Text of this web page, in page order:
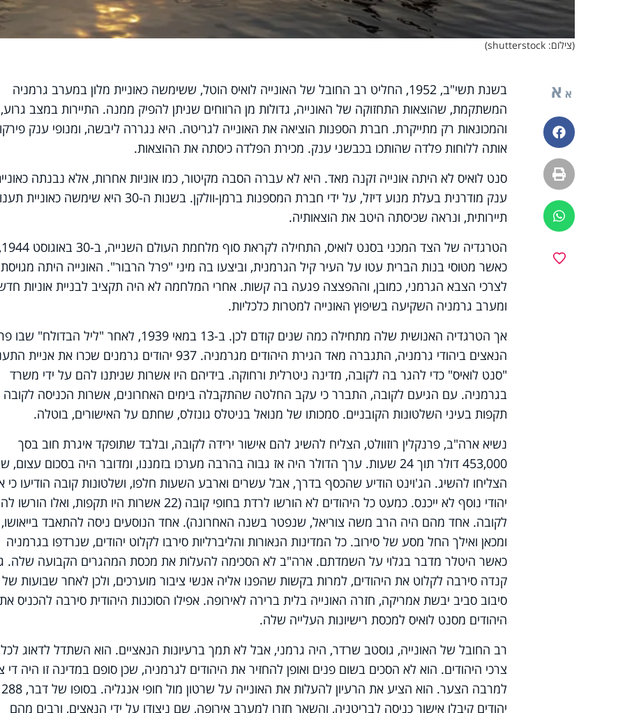
(צילום: shutterstock)
א א
פייסבוק
הדפסה
ווטסאפ
בשנת תשי"ב, 1952, החליט רב החובל של האונייה לואיס הוטל, ששימשה כאוניית מלון במערב גרמניה
המשתקמת, שהוצאות התחזוקה של האונייה, גדולות מן הרווחים שניתן להפיק ממנה. התיירות במצב גרוע,
והמכונאות רק מתייקרת. חברת הספנות הוציאה את האונייה לגריטה. היא נגררה ליבשה, ומנופי ענק פירקו
אותה ללוחות פלדה שהותכו בכבשני ענק. מכירת הפלדה כיסתה את ההוצאות.
סנט לואיס לא היתה אונייה זקנה מאד. היא לא עברה הסבה מקיטור, כמו אוניות אחרות, אלא נבנתה
ענק מודרנית בעלת מנוע דיזל, על ידי חברת המספנות ברמן-וולקן. בשנות ה-30 היא שימשה
תיירותית, ונראה שכיסתה היטב את הוצאותיה.
הטרגדיה של הצד המכני בסנט לואיס, התחילה לקראת סוף מלחמת העולם השנייה, ב-30 באוגוסט 1944,
כאשר מטוסי בנות הברית עטו על העיר קיל הגרמנית, וביצעו בה מיני "פרל הרבור". האונייה היתה מגויסת
לצרכי הצבא הגרמני, כמובן, וההפצצה פגעה בה קשות. אחרי המלחמה לא היה תקציב לבניית אוניות
ומערב גרמניה השקיעה בשיפוץ האונייה למטרות כלכליות.
אך הטרגדיה האנושית שלה מתחילה כמה שנים קודם לכן. ב-13 במאי 1939, לאחר "ליל הבדולח"
הנאצים ביהודי גרמניה, התגברה מאד הגירת היהודים מגרמניה. 937 יהודים גרמנים שכרו את
"סנט לואיס" כדי להגר בה לקובה, מדינה ניטרלית ורחוקה. בידיהם היו אשרות שניתנו להם על ידי משרד
בגרמניה. עם הגיעם לקובה, התברר כי עקב החלטה שהתקבלה בימים האחרונים, אשרות הכניסה לקובה
תקפות בעיני השלטונות הקובניים. סמכותו של מנואל בניטלס גונזלס, שחתם על האישורים, בוטלה.
נשיא ארה"ב, פרנקלין רוזוולט, הצליח להשיג להם אישור ירידה לקובה, ובלבד שתופקד איגרת חוב בסך
453,000 דולר תוך 24 שעות. ערך הדולר היה אז גבוה בהרבה מערכו בזמננו, ומדובר היה בסכום עצום,
הצליחו להשיג. הג'וינט הודיע שהכסף בדרך, אבל עשרים וארבע השעות חלפו, ושלטונות קובה הודיעו כי
יהודי נוסף לא ייכנס. כמעט כל היהודים לא הורשו לרדת בחופי קובה (22 אשרות היו תקפות, ואלו
לקובה. אחד מהם היה הרב משה צוריאל, שנפטר בשנה האחרונה). אחד הנוסעים ניסה להתאבד בייאושו,
ומכאן ואילך החל מסע של סירוב. כל המדינות הנאורות והליברליות סירבו לקלוט יהודים, שנרדפו בגרמניה
כאשר היטלר מדבר בגלוי על השמדתם. ארה"ב לא הסכימה להעלות את מכסת המהגרים הקבועה שלה.
קנדה סירבה לקלוט את היהודים, למרות בקשות שהפנו אליה אנשי ציבור מוערכים, ולכן לאחר שבועות של
סיבוב סביב יבשת אמריקה, חזרה האונייה בלית ברירה לאירופה. אפילו הסוכנות היהודית סירבה להכניס את
היהודים מסנט לואיס למכסת רישיונות העלייה שלה.
רב החובל של האונייה, גוסטב שרדר, היה גרמני, אבל לא תמך ברעיונות הנאציים. הוא השתדל לדאוג לכל
צרכי היהודים. הוא לא הסכים בשום פנים ואופן להחזיר את היהודים לגרמניה, שכן סופם במדינה זו היה די
למרבה הצער. הוא הציע את הרעיון להעלות את האונייה על שרטון מול חופי אנגליה. בסופו של דבר, 288
יהודים קיבלו אישור כניסה לבריטניה, והשאר חזרו למערב אירופה, שם ניצודו על ידי הנאצים, ורבים מהם